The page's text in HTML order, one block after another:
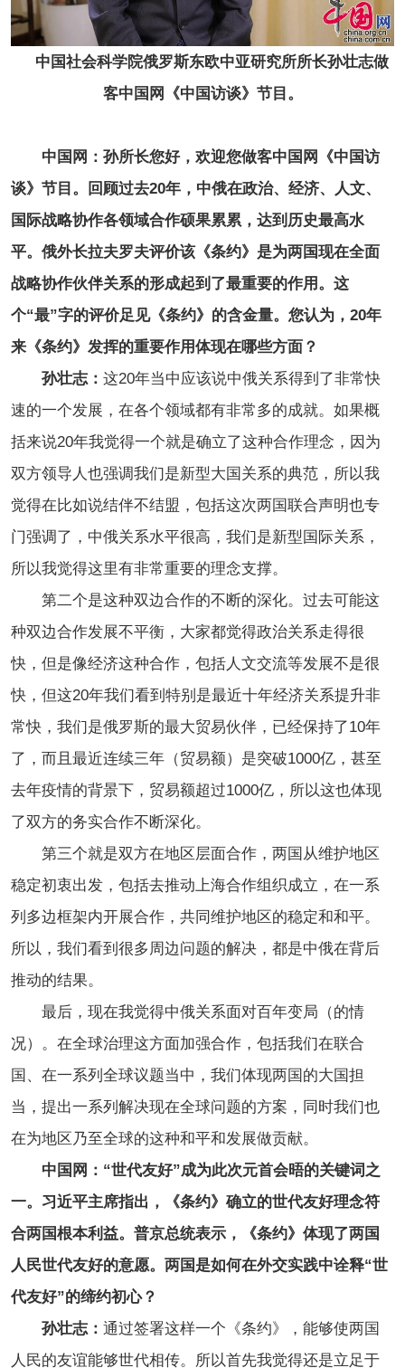
中国社会科学院俄罗斯东欧中亚研究所所长孙壮志做
客中国网《中国访谈》节目。
中国网：孙所长您好，欢迎您做客中国网《中国访
谈》节目。
回顾过去20年，中俄在政治、经济、人文、
国际战略协作各领域合作硕果累累，达到历史最高水
平。俄外长拉夫罗夫评价该《条约》是为两国现在全面
战略协作伙伴关系的形成起到了最重要的作用。这
个“最”字的评价足见《条约》的含金量。您认为，20年
来《条约》发挥的重要作用体现在哪些方面？
孙壮志： 这20年当中应该说中俄关系得到了非常快
速的一个发展，在各个领域都有非常多的成就。如果概
括来说20年我觉得一个就是确立了这种合作理念，因为
双方领导人也强调我们是新型大国关系的典范，所以我
觉得在比如说结伴不结盟，包括这次两国联合声明也专
门强调了，中俄关系水平很高，我们是新型国际关系，
所以我觉得这里有非常重要的理念支撑。
第二个是这种双边合作的不断的深化。过去可能这
种双边合作发展不平衡，大家都觉得政治关系走得很
快，但是像经济这种合作，包括人文交流等发展不是很
快，但这20年我们看到特别是最近十年经济关系提升非
常快，我们是俄罗斯的最大贸易伙伴，已经保持了10年
了，而且最近连续三年（贸易额）是突破1000亿，甚至
去年疫情的背景下，贸易额超过1000亿，所以这也体现
了双方的务实合作不断深化。
第三个就是双方在地区层面合作，两国从维护地区
稳定初衷出发，包括去推动上海合作组织成立，在一系
列多边框架内开展合作，共同维护地区的稳定和和平。
所以，我们看到很多周边问题的解决，都是中俄在背后
推动的结果。
最后，现在我觉得中俄关系面对百年变局（的情
况）。在全球治理这方面加强合作，包括我们在联合
国、在一系列全球议题当中，我们体现两国的大国担
当，提出一系列解决现在全球问题的方案，同时我们也
在为地区乃至全球的这种和平和发展做贡献。
中国网：“世代友好”成为此次元首会晤的关键词之
一。习近平主席指出，《条约》确立的世代友好理念符
合两国根本利益。普京总统表示，《条约》体现了两国
人民世代友好的意愿。两国是如何在外交实践中诠释“世
代友好”的缔约初心？
孙壮志： 通过签署这样一个《条约》，能够使两国
人民的友谊能够世代相传。所以首先我觉得还是立足于